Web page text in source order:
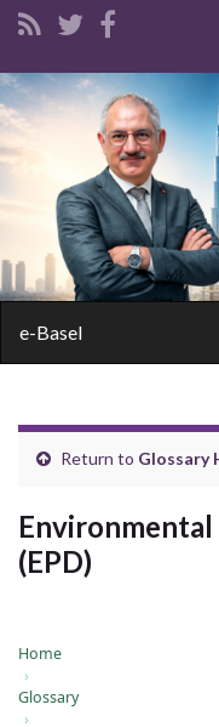
Search for:
e-Basel
Return to Glossary
(EPD)
Home
›
Glossary
›